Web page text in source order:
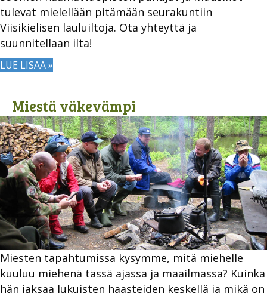
tulevat mielellään pitämään seurakuntiin
Viisikielisen lauluiltoja. Ota yhteyttä ja
suunnitellaan ilta!
LUE LISÄÄ »
Miestä väkevämpi
Miesten tapahtumissa kysymme, mitä miehelle
kuuluu miehenä tässä ajassa ja maailmassa? Kuinka
hän jaksaa lukuisten haasteiden keskellä ja mikä on